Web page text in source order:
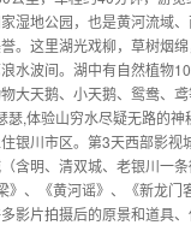
湿地公园，也是黄河流域
。这里湖光戏柳，草树烟
水波间。湖中有自然植物
大天鹅、小天鹅、鸳鸯、
,体验山穷水尽疑无路的
银川市区。第3天西部影视
含明、清双城、老银川一
、《黄河谣》、《新龙门
影片拍摄后的原景和道具